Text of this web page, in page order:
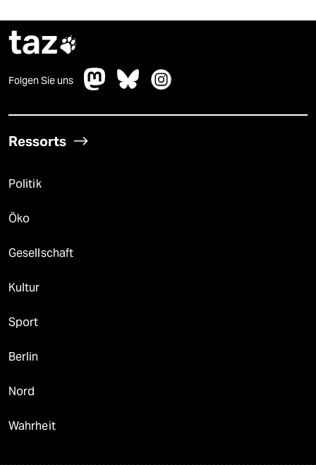
taz
Folgen Sie uns
Ressorts
Politik
Öko
Gesellschaft
Kultur
Sport
Berlin
Nord
Wahrheit